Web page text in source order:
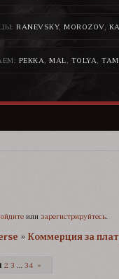
RANEVSKY, MOROZOV,
PEKKA MAL TOLYA
или зарегистрируйтесь
» Коммерция за
1 2 3 34 »